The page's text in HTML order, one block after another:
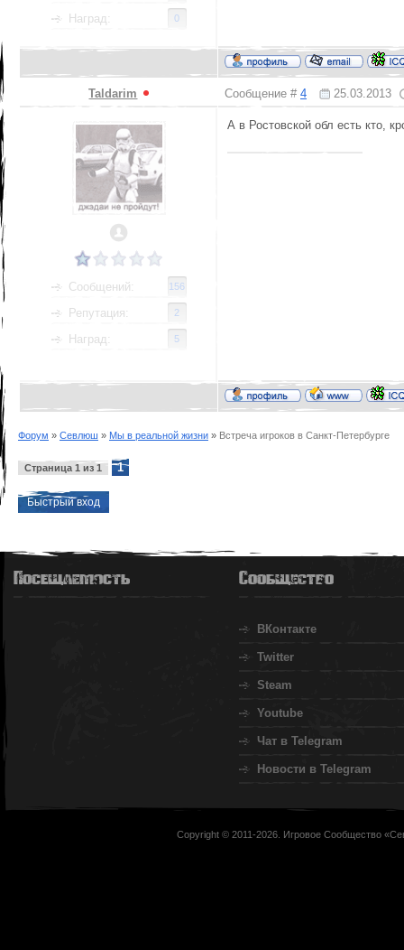
Наград: 0
Taldarim Сообщение # 4 25.03.2013
Сообщений: 156
Репутация: 2
Наград: 5
А в Ростовской обл есть кто,
Форум » Севлюш » Мы в реальной жизни » Встреча игроков в Санкт-Петербурге
Страница 1 из 1 1
Посещаемость Сообщество
ВКонтакте
Twitter
Steam
Youtube
Чат в Telegram
Новости в Telegram
Copyright © 2011-2026. Игровое Сообщество